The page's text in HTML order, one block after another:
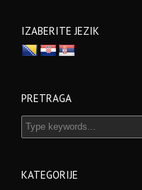
IZABERITE JEZIK
PRETRAGA
KATEGORIJE